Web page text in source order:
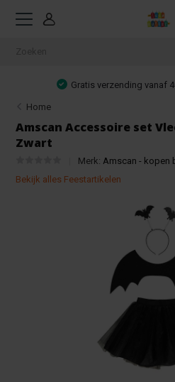
vanaf 40 euro in NL&BE&DE*
Home
Amscan Accessoire set
Zwart
Merk: Amscan - kopen
Bekijk alles Feestartikelen